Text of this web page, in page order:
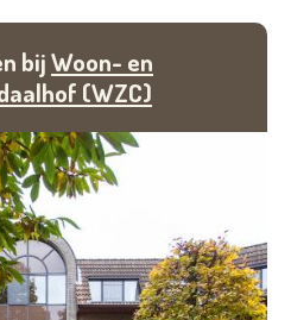
bijWoon- en
(WZC)